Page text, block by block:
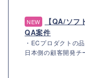
NEW
【QA/ソ
QA案件
・ECプロダクトの
日本側の顧客開発